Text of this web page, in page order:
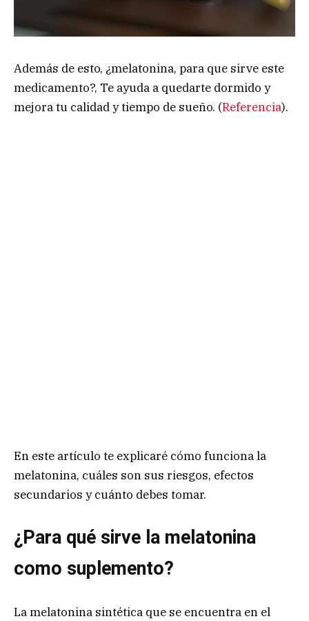
Además de esto, ¿melatonina, para que sirve este
medicamento?, Te ayuda a quedarte dormido y
mejora tu calidad y tiempo de sueño. (Referencia).
En este artículo te explicaré cómo funciona la
melatonina, cuáles son sus riesgos, efectos
secundarios y cuánto debes tomar.
¿Para qué sirve la melatonina
como suplemento?
La melatonina sintética que se encuentra en el